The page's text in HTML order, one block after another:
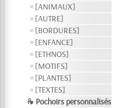
[ANIMAUX]
[AUTRE]
[BORDURES]
[ENFANCE]
[ETHNOS]
[MOTIFS]
[PLANTES]
[TEXTES]
❧ Pochoirs personnalisés